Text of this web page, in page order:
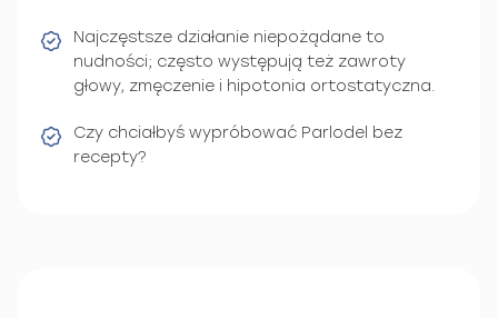
Najczęstsze działanie niepożądane to
nudności; często występują też zawroty
głowy, zmęczenie i hipotonia ortostatyczna.
Czy chciałbyś wypróbować Parlodel bez
recepty?